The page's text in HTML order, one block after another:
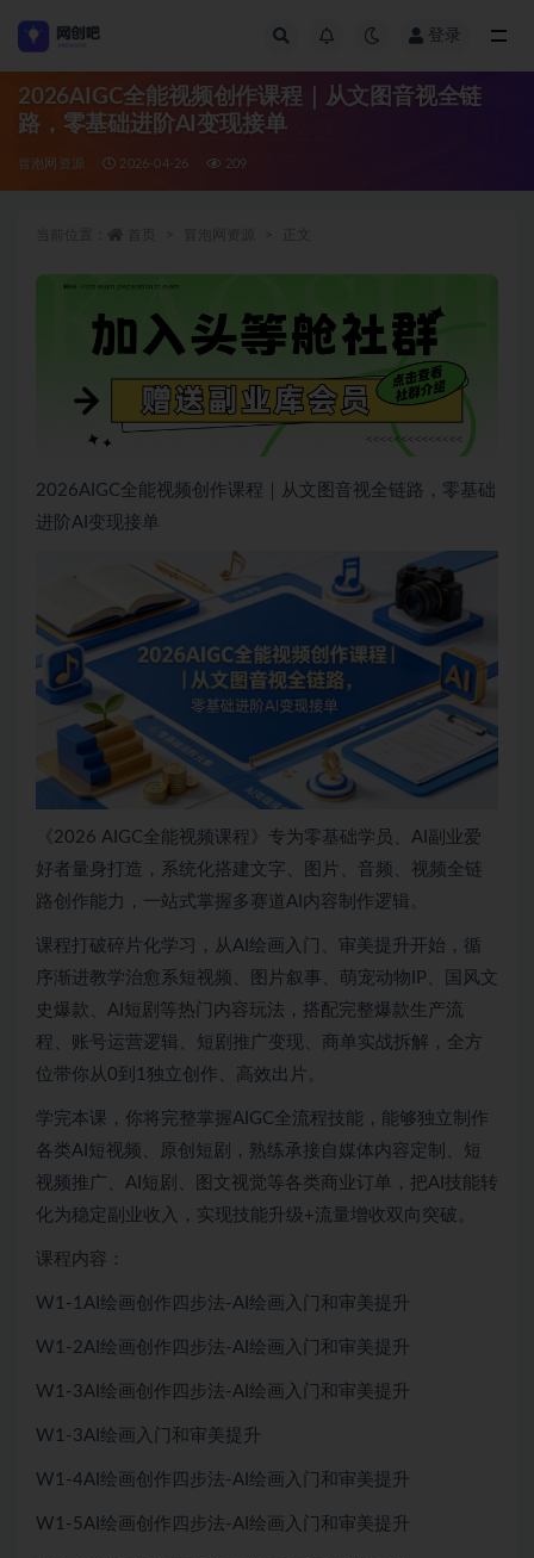
登录
2026AIGC全能视频创作课程｜从文图音视全链
路，零基础进阶AI变现接单
冒泡网资源 2026-04-26 209
2026AIGC全能视频创作课程｜从文图音视全链路，零基础
进阶AI变现接单
《2026 AIGC全能视频课程》专为零基础学员、AI副业爱
好者量身打造，系统化搭建文字、图片、音频、视频全链
路创作能力，一站式掌握多赛道AI内容制作逻辑。
课程打破碎片化学习，从AI绘画入门、审美提升开始，循
序渐进教学治愈系短视频、图片叙事、萌宠动物IP、国风文
史爆款、AI短剧等热门内容玩法，搭配完整爆款生产流
程、账号运营逻辑、短剧推广变现、商单实战拆解，全方
位带你从0到1独立创作、高效出片。
学完本课，你将完整掌握AIGC全流程技能，能够独立制作
各类AI短视频、原创短剧，熟练承接自媒体内容定制、短
视频推广、AI短剧、图文视觉等各类商业订单，把AI技能转
化为稳定副业收入，实现技能升级+流量增收双向突破。
课程内容：
W1-1AI绘画创作四步法-AI绘画入门和审美提升
W1-2AI绘画创作四步法-AI绘画入门和审美提升
W1-3AI绘画创作四步法-AI绘画入门和审美提升
W1-3AI绘画入门和审美提升
W1-4AI绘画创作四步法-AI绘画入门和审美提升
W1-5AI绘画创作四步法-AI绘画入门和审美提升